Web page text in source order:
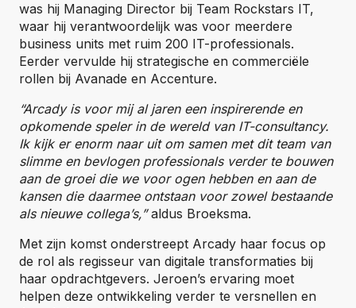
was hij Managing Director bij Team Rockstars IT,
waar hij verantwoordelijk was voor meerdere
business units met ruim 200 IT-professionals.
Eerder vervulde hij strategische en commerciële
rollen bij Avanade en Accenture.
“Arcady is voor mij al jaren een inspirerende en
opkomende speler in de wereld van IT-consultancy.
Ik kijk er enorm naar uit om samen met dit team van
slimme en bevlogen professionals verder te bouwen
aan de groei die we voor ogen hebben en aan de
kansen die daarmee ontstaan voor zowel bestaande
als nieuwe collega’s,”aldus Broeksma.
Met zijn komst onderstreept Arcady haar focus op
de rol als regisseur van digitale transformaties bij
haar opdrachtgevers. Jeroen’s ervaring moet
helpen deze ontwikkeling verder te versnellen en